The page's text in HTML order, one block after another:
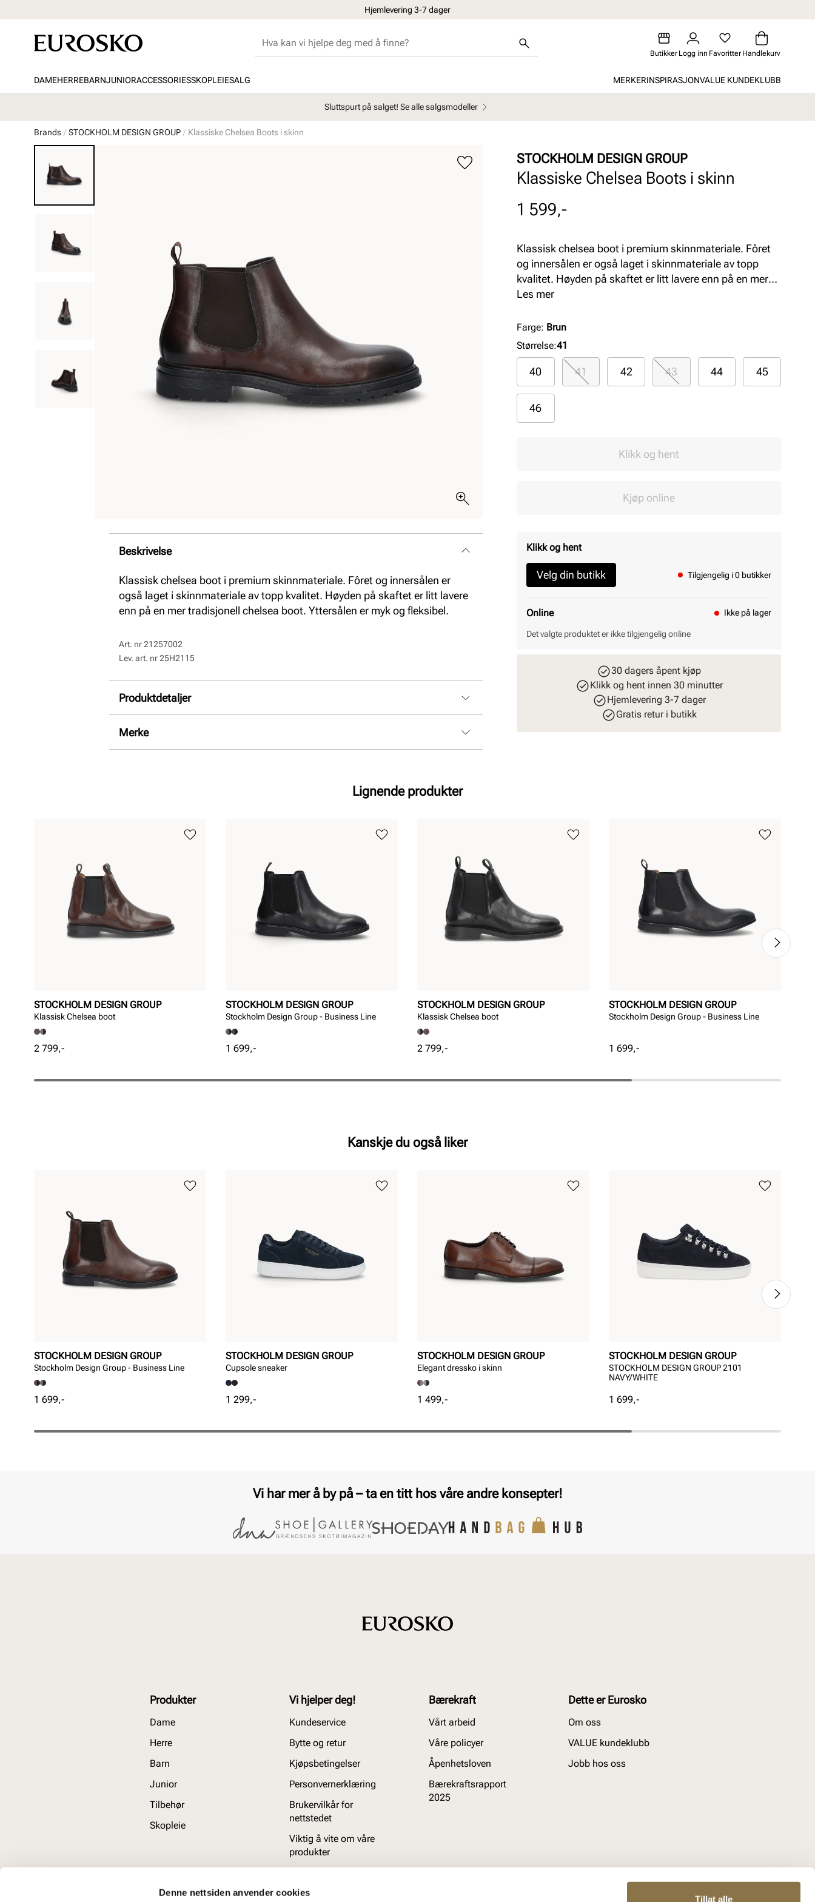
Denne nettsiden anvender cookies
Tillat alle
Hjemlevering 3-7 dager
Butikker Logg inn Favoritter Handlekurv
DAMEHERREBARNJUNIORACCESSORIESSKOPLEIESALG MERKERINSPIRASJONVALUE KUNDEKLUBB
Sluttspurt på salget! Se alle salgsmodeller
Brands STOCKHOLM DESIGN GROUP Klassiske Chelsea Boots i skinn
Beskrivelse
Klassisk chelsea boot i premium skinnmateriale. Fôret og innersålen er
også laget i skinnmateriale av topp kvalitet. Høyden på skaftet er litt lavere
enn på en mer tradisjonell chelsea boot. Yttersålen er myk og fleksibel.
Art. nr21257002
Lev. art. nr25H2115
Produktdetaljer
Overdel:
Merke
STOCKHOLM DESIGN GROUP
Klassiske Chelsea Boots i skinn
Pris
1 599,-
Klassisk chelsea boot i premium skinnmateriale. Fôret
og innersålen er også laget i skinnmateriale av topp
kvalitet. Høyden på skaftet er litt lavere enn på en mer
tradisjonell chelsea boot. Yttersålen er myk og fleksibel.
Les mer
Farge: Brun
Størrelse:41
40 41 42 43 44 45
46
Klikk og hent
Kjøp online
Klikk og hent
Velg din butikk Tilgjengelig i 0 butikker
Online Ikke på lager
Det valgte produktet er ikke tilgjengelig online
30 dagers åpent kjøp
Klikk og hent innen 30 minutter
Hjemlevering 3-7 dager
Gratis retur i butikk
Lignende produkter
STOCKHOLM DESIGN GROUP
Klassisk Chelsea boot
Pris
2 799,-
STOCKHOLM DESIGN GROUP
Stockholm Design Group - Business Line
Pris
1 699,-
STOCKHOLM DESIGN GROUP
Klassisk Chelsea boot
Pris
2 799,-
STOCKHOLM DESIGN GROUP
Stockholm Design Group - Business Line
Pris
1 699,-
Kanskje du også liker
STOCKHOLM DESIGN GROUP
Stockholm Design Group - Business Line
Pris
1 699,-
STOCKHOLM DESIGN GROUP
Cupsole sneaker
Pris
1 299,-
STOCKHOLM DESIGN GROUP
Elegant dressko i skinn
Pris
1 499,-
STOCKHOLM DESIGN GROUP
STOCKHOLM DESIGN GROUP 2101
NAVY/WHITE
Pris
1 699,-
Vi har mer å by på – ta en titt hos våre andre konsepter!
Produkter
Dame
Herre
Barn
Junior
Tilbehør
Skopleie
Vi hjelper deg!
Kundeservice
Bytte og retur
Kjøpsbetingelser
Personvernerklæring
Brukervilkår for
nettstedet
Viktig å vite om våre
produkter
Bærekraft
Vårt arbeid
Våre policyer
Åpenhetsloven
Bærekraftsrapport
2025
Dette er Eurosko
Om oss
VALUE kundeklubb
Jobb hos oss